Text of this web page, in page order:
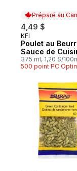
Préparé au
4,49 $
Préparé au
KFI
Poulet au
Sauce de
375 ml, 1,20 $/
500 point PC